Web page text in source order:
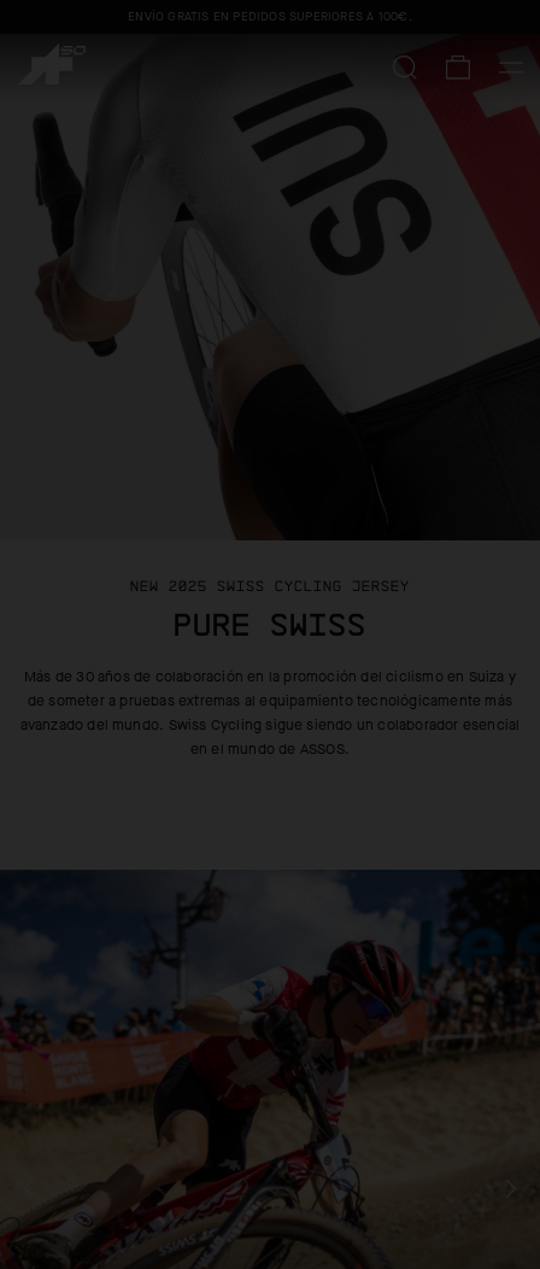
ENVÍO GRATIS EN PEDIDOS SUPERIORES A 100€ .
NEW 2025 SWISS CYCLING JERSEY
PURE SWISS
Más de 30 años de colaboración en la promoción del ciclismo en Suiza y
de someter a pruebas extremas al equipamiento tecnológicamente más
avanzado del mundo. Swiss Cycling sigue siendo un colaborador esencial
en el mundo de ASSOS.